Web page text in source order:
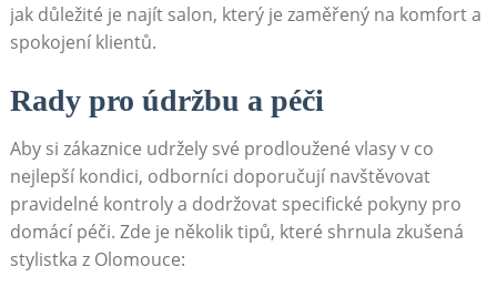
jak důležité je najít salon, který je zaměřený na komfort a
spokojení klientů.
Rady pro údržbu a péči
Aby si zákaznice udržely své prodloužené vlasy v co
nejlepší kondici, odborníci doporučují navštěvovat
pravidelné kontroly a dodržovat specifické pokyny pro
domácí péči. Zde je několik tipů, které shrnula zkušená
stylistka z Olomouce: